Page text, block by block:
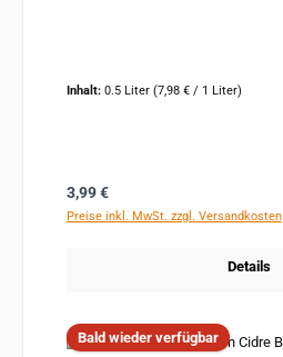
Inhalt: 0.5 Liter (7,98 € / 1 Liter)
Regulärer Preis:
3,99 €
Preise inkl. MwSt. zzgl. Versandkosten
Details
Bald wieder verfügbar